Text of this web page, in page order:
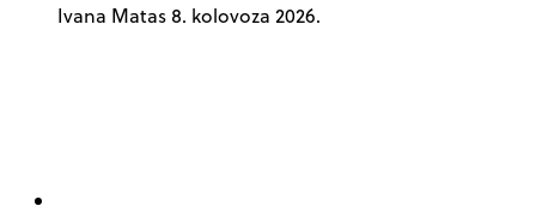
Ivana Matas 8. kolovoza 2026.